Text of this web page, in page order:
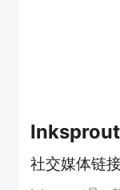
社交媒体链